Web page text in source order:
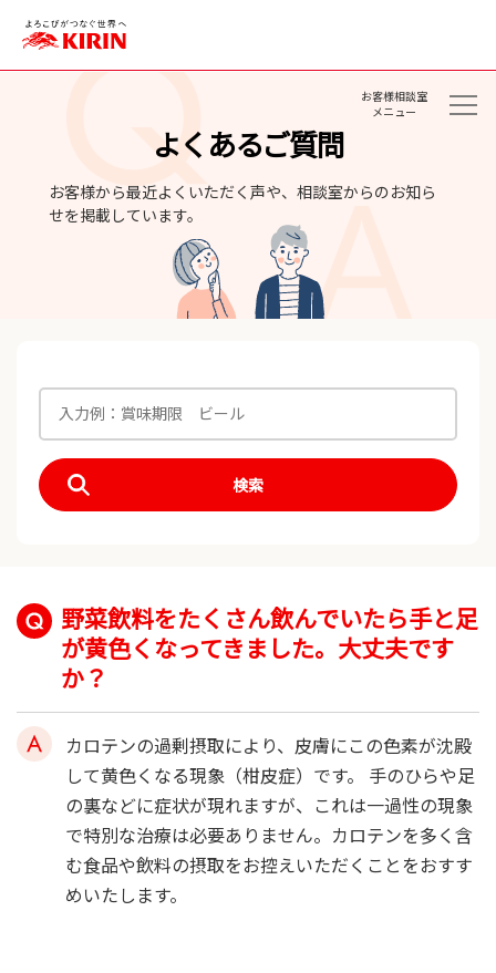
よくあるご質問
お客様から最近よくいただく声や、相談室からのお知ら
せを掲載しています。
お客様相談室
メニュー
検索
野菜飲料をたくさん飲んでいたら手と足
が黄色くなってきました。大丈夫です
か？
カロテンの過剰摂取により、皮膚にこの色素が沈殿
して黄色くなる現象（柑皮症）です。 手のひらや足
の裏などに症状が現れますが、これは一過性の現象
で特別な治療は必要ありません。カロテンを多く含
む食品や飲料の摂取をお控えいただくことをおすす
めいたします。